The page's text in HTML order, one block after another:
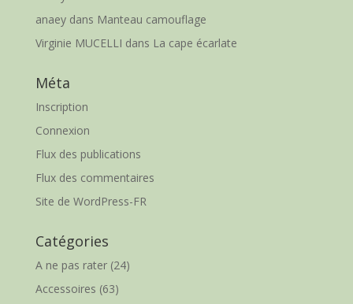
anaeydans Manteau camouflage
Virginie MUCELLI dans La cape écarlate
Méta
Inscription
Connexion
Flux des publications
Flux des commentaires
Site de WordPress-FR
Catégories
A ne pas rater(24)
Accessoires (63)